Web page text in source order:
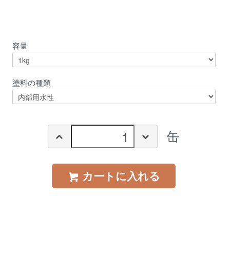
容量
塗料の種類
缶
カートに入れる